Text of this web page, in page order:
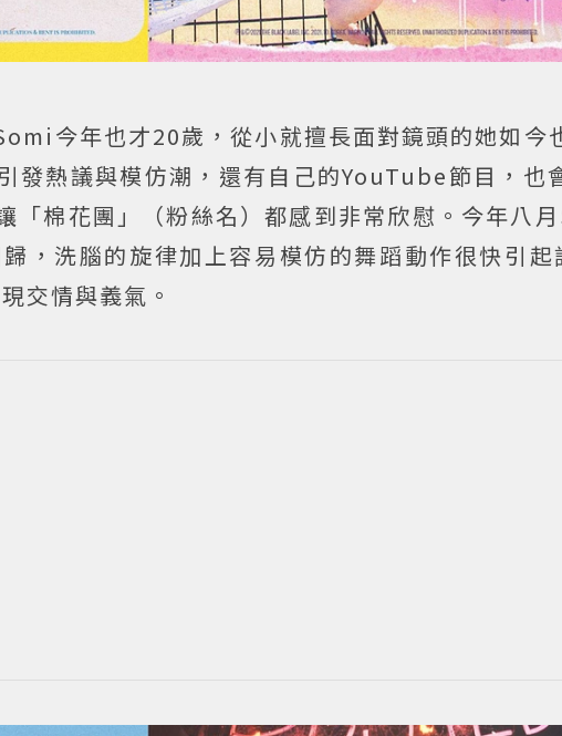
今年也才20歲，從小就擅長面對鏡頭的她如今
發熱議與模仿潮，還有自己的YouTube節目，也
「棉花團」（粉絲名）都感到非常欣慰。今年八
，洗腦的旋律加上容易模仿的舞蹈動作很快引起
交情與義氣。